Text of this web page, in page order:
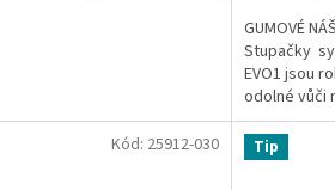
GUMOVÉ
Stupačky
EVO1 jsou
odolné vůči
pokryté
a...
Kód: 25912-030 Tip